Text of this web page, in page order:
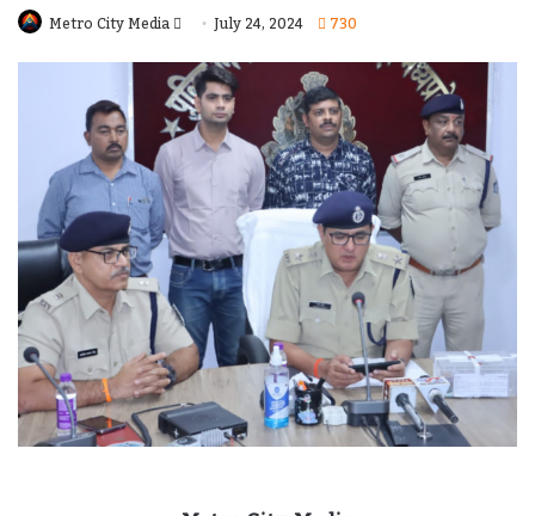
Metro City Media
Send
Email
July 24, 2024 730